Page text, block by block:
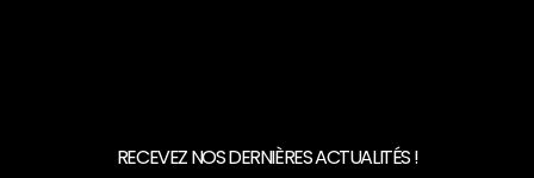
RECEVEZ NOS DERNIÈRES ACTUALITÉS !